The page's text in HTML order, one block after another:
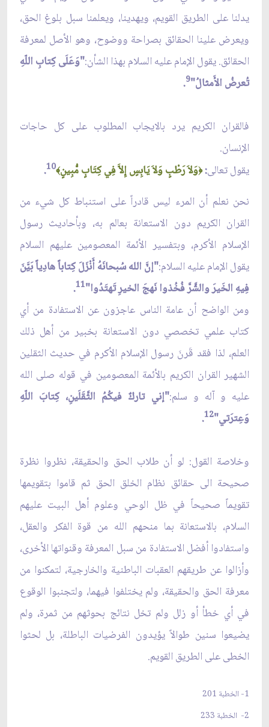
يدلنا على الطريق القويم، ويهدينا، ويعلمنا سبل بلوغ الحق،
ويعرض علينا الحقائق بصراحة ووضوح، وهو الأصل لمعرفة
الحقائق. يقول الإمام عليه السلام بهذا الشأن:"وَعَلَى كِتابِ اللّهِ
تُعرضُ الأَمثالُ"9
.
فالقران الكريم يرد بالايجاب المطلوب على كل حاجات
الإنسان.
يقول تعالى:﴿وَلاَ رَطْبٍ وَلاَ يَابِسٍ إِلاَّ فِي كِتَابٍ مُّبِينٍ﴾10
.
نحن نعلم أن المرء ليس قادراً على استنباط كل شي‏ء من
القران الكريم دون الاستعانة بعالم به، وبأحاديث رسول
الإسلام الأكرم، وبتفسير الأئمة المعصومين عليهم السلام
يقول الإمام عليه السلام:"إنّ‏َ الله سُبحانَهُ أَنْزَلَ كِتاباً هادِياً بَيَّنَ
فِيهِ الخَيرَ والشَّرَّ فُخُذوا نَهجَ الخيرِ تَهتَدُوا"11
.
ومن الواضح أن عامة الناس عاجزون عن الاستفادة من أي
كتاب علمي تخصصي دون الاستعانة بخبير من أهل ذلك
العلم، لذا فقد قَرنَ رسول الإسلام الأكرم في حديث الثقلين
الشهير القران الكريم بالأئمة المعصومين في قوله صلى الله
عليه و آله و سلم:"إني تاركٌ فيكُمُ الثَّقَلَينِ، كِتابَ اللّهِ
وَعِترَتي"12
.
وخلاصة القول: لو أن طلاب الحق والحقيقة، نظروا نظرة
صحيحة الى حقائق نظام الخلق الحق ثم قاموا بتقويمها
تقويماً صحيحاً في ظل الوحي وعلوم أهل البيت عليهم
السلام، بالاستعانة بما منحهم الله من قوة الفكر والعقل،
واستفادوا أفضل الاستفادة من سبل المعرفة وقنواتها الأخرى،
وأزالوا عن طريقهم العقبات الباطنية والخارجية، لتمكنوا من
معرفة الحق والحقيقة، ولم يختلفوا فيهما، ولتجنبوا الوقوع
في أي خطأ أو زلل ولم تخل نتائج بحوثهم من ثمرة، ولم
يضيعوا سنين طوالاً يؤيدون الفرضيات الباطلة، بل لحثوا
الخطى على الطريق القويم.
1- الخطبة 201
2- الخطبة 233